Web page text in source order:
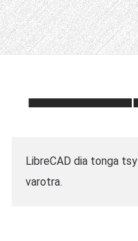
LibreCAD dia tonga
varotra.